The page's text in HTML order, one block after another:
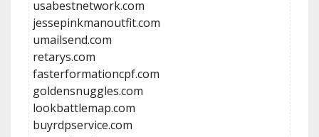
usabestnetwork.com
jessepinkmanoutfit.com
umailsend.com
retarys.com
fasterformationcpf.com
goldensnuggles.com
lookbattlemap.com
buyrdpservice.com